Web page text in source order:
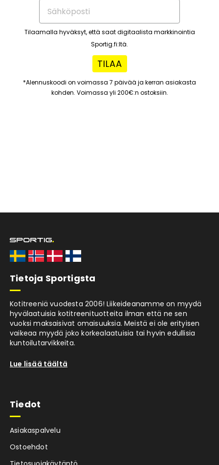
Tilaamalla hyväksyt, että saat digitaalista markkinointia
Sportig.fi:ltä.
TILAA
*Alennuskoodi on voimassa 7 päivää ja kerran asiakasta
kohden. Voimassa yli 200€:n ostoksiin.
Tietoja Sportigsta
Kotitreeniä vuodesta 2006! Liikeideanamme on myydä
hyvälaatuisia kotitreenituotteita ilman että ne sen
vuoksi maksaisivat omaisuuksia. Meistä ei ole erityisen
vaikeaa myydä joko korkealaatuisia tai hyvin edullisia
kuntoilutarvikkeita.
Lue lisää täältä
Tiedot
Asiakaspalvelu
Ostoehdot